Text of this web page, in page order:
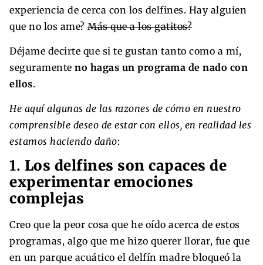
experiencia de cerca con los delfines. Hay alguien
que no los ame? Más que a los gatitos?
Déjame decirte que si te gustan tanto como a mí,
seguramente no hagas un programa de nado con
ellos.
He aquí algunas de las razones de cómo en nuestro
comprensible deseo de estar con ellos, en realidad les
estamos haciendo daño:
1. Los delfines son capaces de
experimentar emociones
complejas
Creo que la peor cosa que he oído acerca de estos
programas, algo que me hizo querer llorar, fue que
en un parque acuático el delfín madre bloqueó la